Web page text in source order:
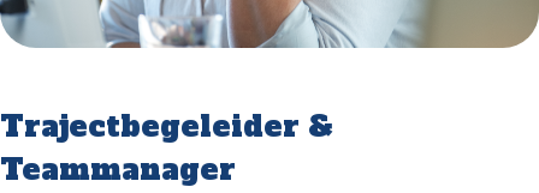
Trajectbegeleider &
Teammanager